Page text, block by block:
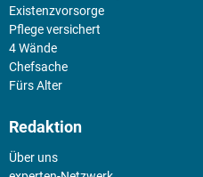
Existenz­vorsorge
Pflege versichert
4 Wände
Chefsache
Fürs Alter
Redaktion
Über uns